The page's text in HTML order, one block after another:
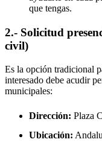
que tengas.
2.- Solicitud
civil)
Es la opción tradicional
interesado debe acudir
municipales:
Dirección: Plaza
Ubicación: